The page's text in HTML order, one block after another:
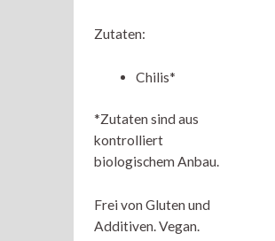
Zutaten:
Chilis*
*Zutaten sind aus
kontrolliert
biologischem Anbau.
Frei von Gluten und
Additiven. Vegan.